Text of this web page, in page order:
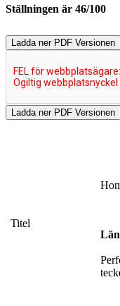
Ställningen är 46/100
Ladda ner PDF Versionen
Titel